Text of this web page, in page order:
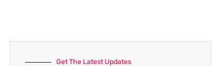
Get The Latest Updates